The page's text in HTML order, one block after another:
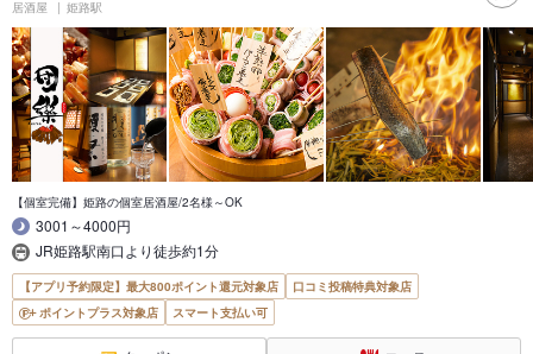
居酒屋 姫路駅
【個室完備】姫路の個室居酒屋/2名様～OK
3001～4000円
JR姫路駅南口より徒歩約1分
【アプリ予約限定】最大800ポイント還元対象店
口コミ投稿特典対象店
ポイントプラス対象店
スマート支払い可